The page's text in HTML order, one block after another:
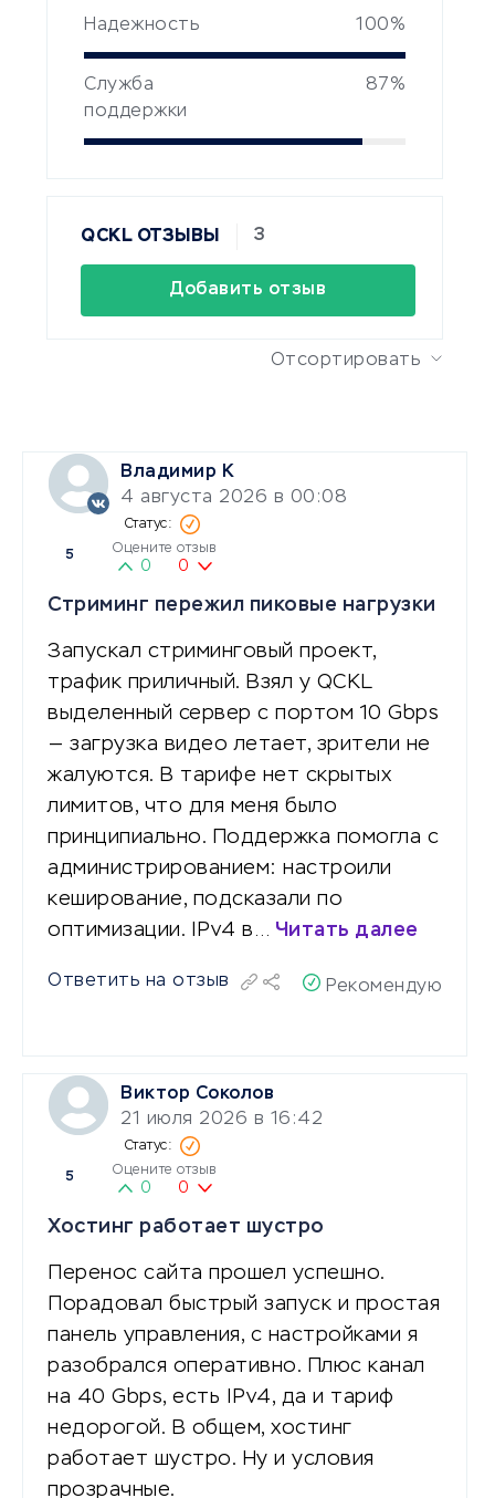
Надежность 100%
Служба
поддержки
87%
QCKL ОТЗЫВЫ 3
Добавить отзыв
Отсортировать
Владимир К
4 августа 2026 в 00:08
5 Оцените отзыв
0 0
Стриминг пережил пиковые нагрузки
Запускал стриминговый проект,
трафик приличный. Взял у QCKL
выделенный сервер с портом 10 Gbps
— загрузка видео летает, зрители не
жалуются. В тарифе нет скрытых
лимитов, что для меня было
принципиально. Поддержка помогла с
администрированием: настроили
кеширование, подсказали по
оптимизации. IPv4 в… Читать далее
Ответить на отзыв Рекомендую
Виктор Соколов
21 июля 2026 в 16:42
5 Оцените отзыв
0 0
Хостинг работает шустро
Перенос сайта прошел успешно.
Порадовал быстрый запуск и простая
панель управления, с настройками я
разобрался оперативно. Плюс канал
на 40 Gbps, есть IPv4, да и тариф
недорогой. В общем, хостинг
работает шустро. Ну и условия
прозрачные.